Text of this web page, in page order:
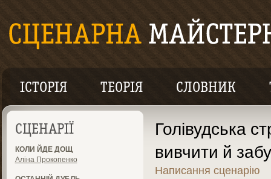
ІСТОРІЯ ТЕОРІЯ СЛОВНИК
СЦЕНАРІЇ
КОЛИ ЙДЕ ДОЩ
Аліна Прокопенко
Голівудська
вивчити й
Написання сценарію